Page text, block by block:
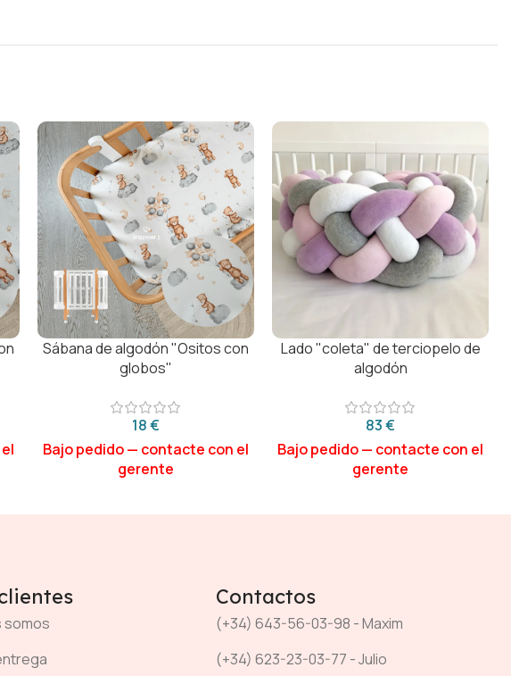
Sábana de algodón "Ositos con
globos"
€
Lado "coleta" de terciopelo de
algodón
€
somos
Contactos
(+34) 643-56-03-98 - Maxim
(+34) 623-23-03-77 - Julio